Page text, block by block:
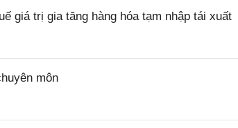
giá trị gia tăng hàng hóa tạm nhập tái xuất
môn